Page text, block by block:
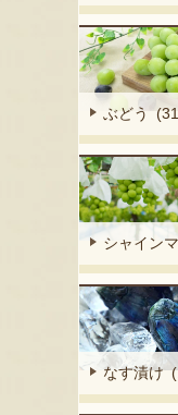
ぶどう
シャイン
なす漬け
販売当初
ピで作る
ス」と、